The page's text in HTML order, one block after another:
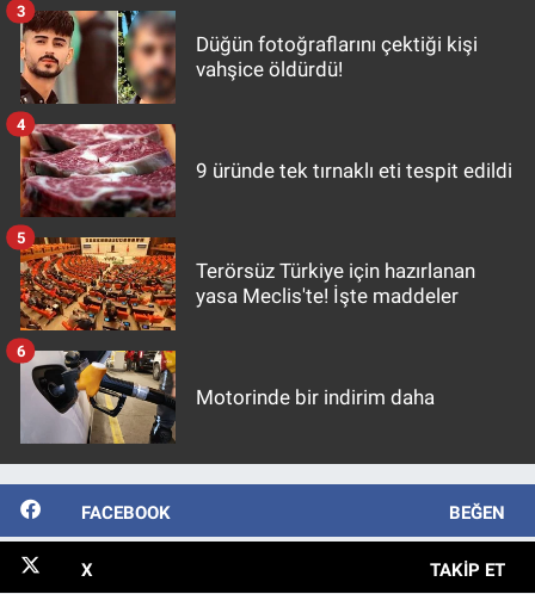
Düğün fotoğraflarını çektiği kişi
vahşice öldürdü!
3
9 üründe tek tırnaklı eti tespit edildi
4
Terörsüz Türkiye için hazırlanan
yasa Meclis'te! İşte maddeler
5
Motorinde bir indirim daha
6
FACEBOOK BEĞEN
X TAKIP ET